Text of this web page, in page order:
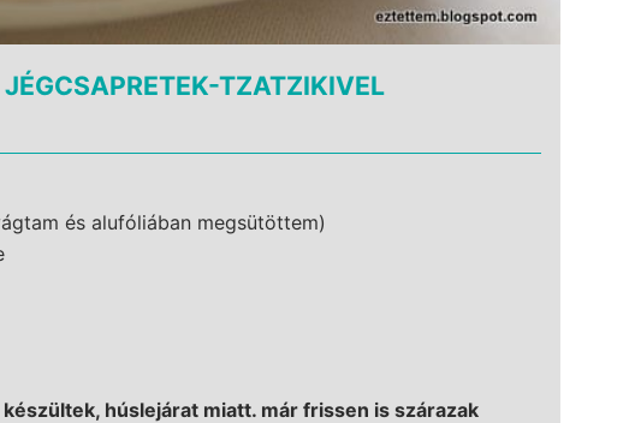
TZATZIKIVEL
és alufóliában megsütöttem)
húslejárat miatt. már frissen is szárazak